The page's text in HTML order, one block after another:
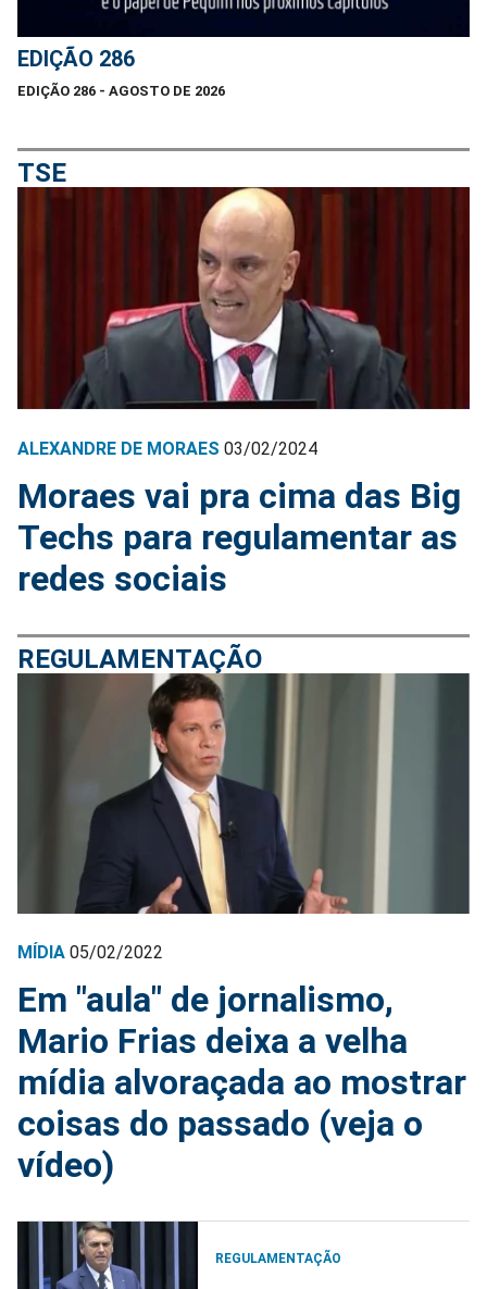
EDIÇÃO 286
EDIÇÃO 286 - AGOSTO DE 2026
TSE
ALEXANDRE DE MORAES 03/02/2024
Moraes vai pra cima das Big
Techs para regulamentar as
redes sociais
REGULAMENTAÇÃO
MÍDIA 05/02/2022
Em "aula" de jornalismo,
Mario Frias deixa a velha
mídia alvoraçada ao mostrar
coisas do passado (veja o
vídeo)
REGULAMENTAÇÃO